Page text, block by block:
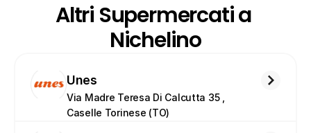
Altri Supermercati a
Nichelino
Unes
Via Madre Teresa Di Calcutta 35 ,
Caselle Torinese (TO)